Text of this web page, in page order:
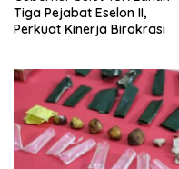
Tiga Pejabat Eselon II,
Perkuat Kinerja Birokrasi